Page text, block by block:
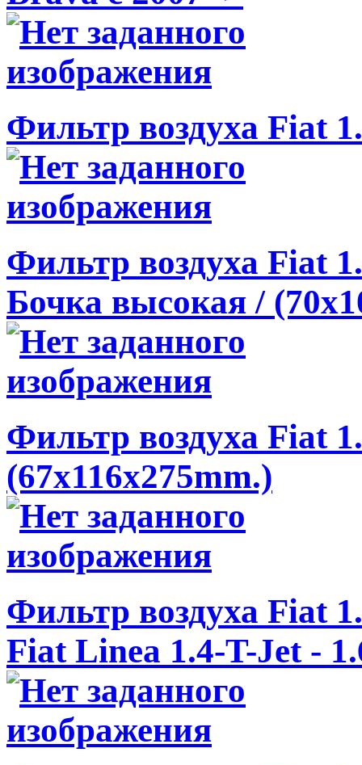
Фильтр воздуха Fiat
Фильтр воздуха Fiat
Бочка высокая /
Фильтр воздуха Fiat
(67x116x275mm.)
Фильтр воздуха Fiat
Fiat Linea 1.4-T-Jet -